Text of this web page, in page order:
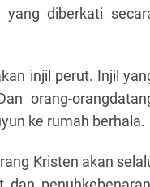
yang diberkati
injil perut. Injil
orang-
ke rumah berhala.
Kristen akan